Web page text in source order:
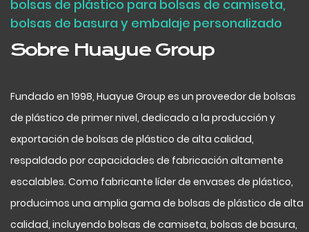
bolsas de plástico para bolsas de camiseta,
bolsas de basura y embalaje personalizado
Sobre Huayue Group
Fundado en 1998, Huayue Group es un proveedor de bolsas
de plástico de primer nivel, dedicado a la producción y
exportación de bolsas de plástico de alta calidad,
respaldado por capacidades de fabricación altamente
escalables. Como fabricante líder de envases de plástico,
producimos una amplia gama de bolsas de plástico de alta
calidad, incluyendo bolsas de camiseta, bolsas de basura,